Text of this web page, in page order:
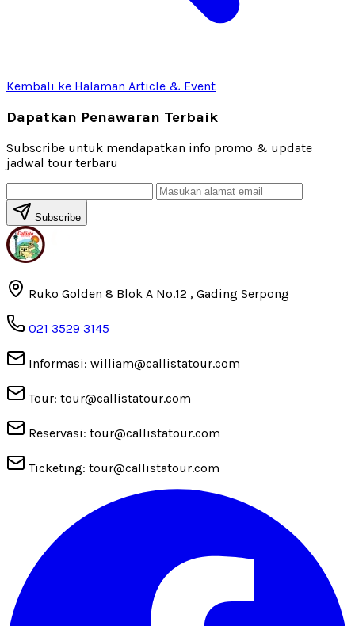
Kembali ke Halaman Article & Event
Dapatkan Penawaran Terbaik
Subscribe untuk mendapatkan info promo & update
jadwal tour terbaru
Subscribe
Ruko Golden 8 Blok A No.12 , Gading Serpong
021 3529 3145
Informasi: william@callistatour.com
Tour: tour@callistatour.com
Reservasi: tour@callistatour.com
Ticketing: tour@callistatour.com